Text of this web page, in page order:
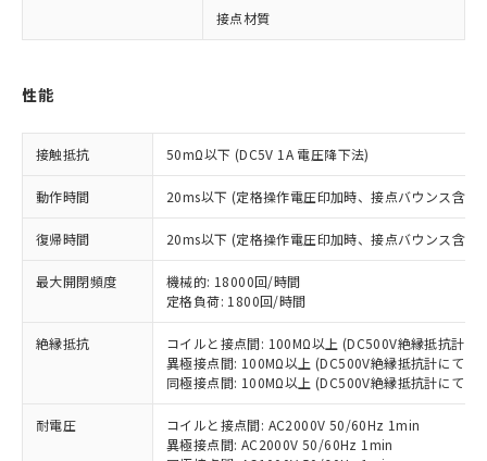
接点材質
性能
接触抵抗 50mΩ以下 (DC5V 1A 電圧降下法)
動作時間 20ms以下 (定格操作電圧印加時、接点バウンス含ま
復帰時間 20ms以下 (定格操作電圧印加時、接点バウンス含ま
最大開閉頻度
機械的: 18000回/時間
定格負荷: 1800回/時間
絶縁抵抗
コイルと接点間: 100MΩ以上 (DC500V絶縁抵抗計に
異極接点間: 100MΩ以上 (DC500V絶縁抵抗計にて)
同極接点間: 100MΩ以上 (DC500V絶縁抵抗計にて)
耐電圧
コイルと接点間: AC2000V 50/60Hz 1min
異極接点間: AC2000V 50/60Hz 1min
ご利用条件
以下の条件をお読みいただき、同意のうえ
ご利用ください。
本サービスは、当社制御機器事業取扱
商品の当社在庫状況および標準価格
(税抜)を提供させていただくもので
当社制御機器事業取扱商品の中には、
本サービスの対象外となる商品もある
ことをご了承ください。
す。
対応予定：EU RoHS指令（10物質）の非含
有に対応した製品に切り替える予定のある
商品です。
対応予定なし：EU RoHS指令（10物質）の
非含有に非対応の商品で、対応品を出す予
定はありません。
調査・確認中：EU RoHS指令（10物質）の
非含有の対応状況を調査中または確認中の
商品です。
非該当品：ライセンス料など無形物で、有
害物質有無と関係のない商品です。
仕入先様の事情により、非含有部品として
いたものが、含有品と判明した場合などや
※1 中国RoHS○×表
「○」：最大均質材料含有率が中国RoHSの
基準値以下であることを示します。
「×」：最大均質材料含有率が中国RoHSの
基準値を超えていることを示します。
当社は、これら貴社製品のうち、外国